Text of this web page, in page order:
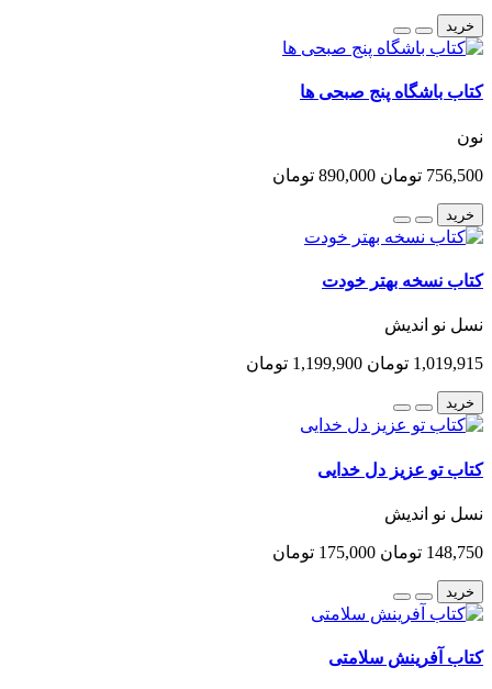
خرید
کتاب باشگاه پنج صبحی ها
نون
756,500 تومان 890,000 تومان
خرید
کتاب نسخه بهتر خودت
نسل نو اندیش
1,019,915 تومان 1,199,900 تومان
خرید
کتاب تو عزیز دل خدایی
نسل نو اندیش
148,750 تومان 175,000 تومان
خرید
کتاب آفرینش سلامتی